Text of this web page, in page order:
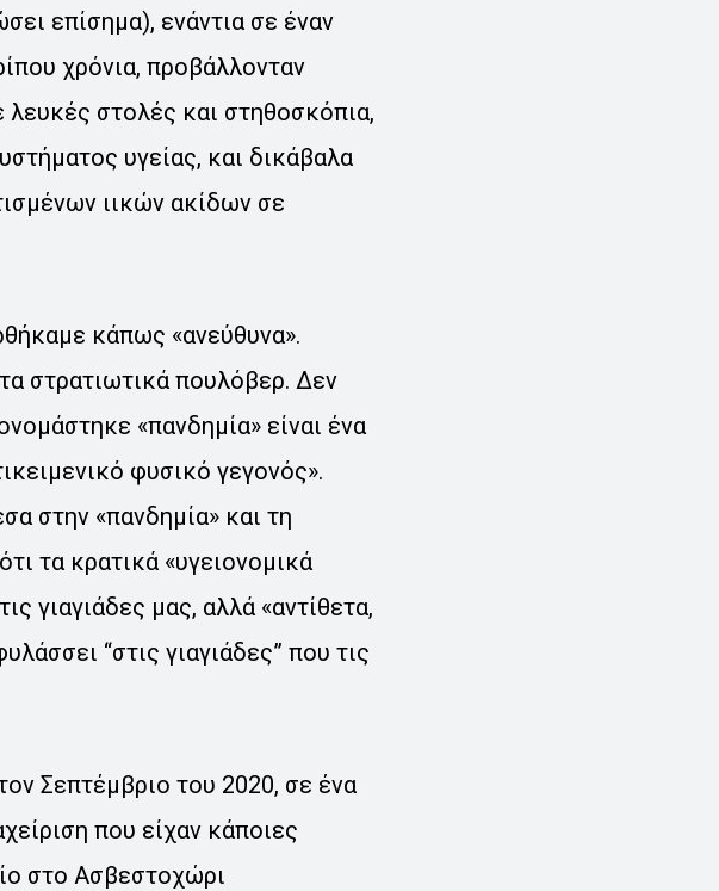
επίσημα), ενάντια σε έναν
χρόνια, προβάλλονταν
στολές και στηθοσκόπια,
υγείας, και δικάβαλα
ιικών ακίδων σε
κάπως «ανεύθυνα».
στρατιωτικά πουλόβερ. Δεν
«πανδημία» είναι ένα
φυσικό γεγονός».
στην «πανδημία» και τη
τα κρατικά «υγειονομικά
γιαγιάδες μας, αλλά «αντίθετα,
“στις γιαγιάδες” που τις
Σεπτέμβριο του 2020, σε ένα
που είχαν κάποιες
στο Ασβεστοχώρι